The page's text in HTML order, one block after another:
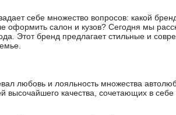
себе множество вопросов: какой
оформить салон и кузов? Сегодня мы
Этот бренд предлагает стильные и
любовь и лояльность множества
высочайшего качества, сочетающих в